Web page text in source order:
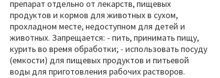
препарат отдельно от лекарств, пищевых
продуктов и кормов для животных в сухом,
прохладном месте, недоступном для детей и
животных. Запрещается: - пить, принимать пищу,
курить во время обработки; - использовать посуду
(емкости) для пищевых продуктов и питьевой
воды для приготовления рабочих растворов.